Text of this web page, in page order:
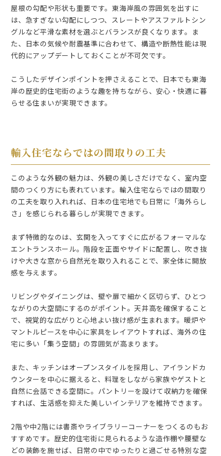
屋根の勾配や形状も重要です。東海岸風の雰囲気を出すに
は、急すぎない勾配にしつつ、スレートやアスファルトシン
グルなど平滑な素材を選ぶとバランスが良くなります。ま
た、日本の気候や耐震基準に合わせて、構造や断熱性能は現
代的にアップデートしておくことが不可欠です。
こうしたデザインポイントを押さえることで、日本でも東海
岸の歴史的住宅街のような趣を持ちながら、安心・快適に暮
らせる住まいが実現できます。
輸入住宅ならではの間取りの工夫
このような外観の魅力は、外観の美しさだけでなく、室内空
間のつくり方にも表れています。輸入住宅ならではの間取り
の工夫を取り入れれば、日本の住宅地でも日常に「海外らし
さ」を感じられる暮らしが実現できます。
まず特徴的なのは、玄関を入ってすぐに広がるフォーマルな
エントランスホール。階段を正面やサイドに配置し、吹き抜
けや大きな窓から自然光を取り入れることで、家全体に開放
感を与えます。
リビングやダイニングは、壁や扉で細かく区切らず、ひとつ
ながりの大空間にするのがポイント。天井高を確保すること
で、視覚的な広がりと心地よい抜け感が生まれます。暖炉や
マントルピースを中心に家具をレイアウトすれば、海外の住
宅に多い「集う空間」の雰囲気が高まります。
また、キッチンはオープンスタイルを採用し、アイランドカ
ウンターを中心に据えると、料理をしながら家族やゲストと
自然に会話できる空間に。パントリーを設けて収納力を確保
すれば、生活感を抑えた美しいインテリアを維持できます。
2階や中2階には書斎やライブラリーコーナーをつくるのもお
すすめです。歴史的住宅街に見られるような造作棚や腰壁な
どの装飾を施せば、日常の中でゆったりと過ごせる特別な空